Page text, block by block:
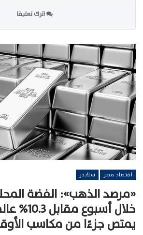
اترك تعليقا
اقتصاد مصر سلايدر
خلال أسبوع
يمتص جزءًا من مكاسب